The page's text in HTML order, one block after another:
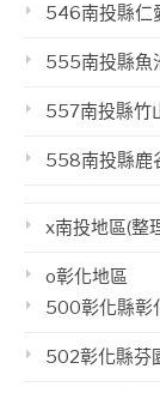
546南投縣仁
555南投縣魚
557南投縣竹
558南投縣鹿
x南投地區(整
o彰化地區
500彰化縣彰
502彰化縣芬